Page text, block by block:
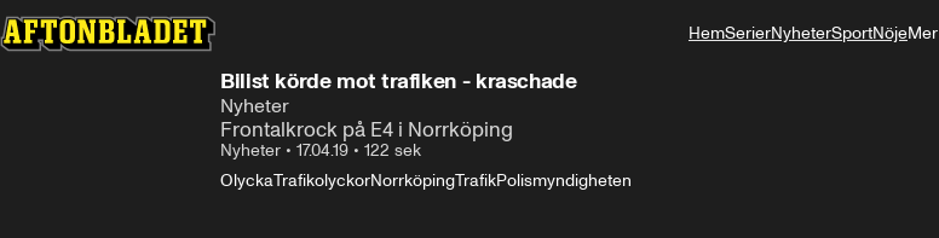
HemSerierNyheterSportNöjeMer
Bilist körde mot trafiken - kraschade
Nyheter
Frontalkrock på E4 i Norrköping
Nyheter • 17.04.19 • 122 sek
OlyckaTrafikolyckorNorrköpingTrafikPolismyndigheten